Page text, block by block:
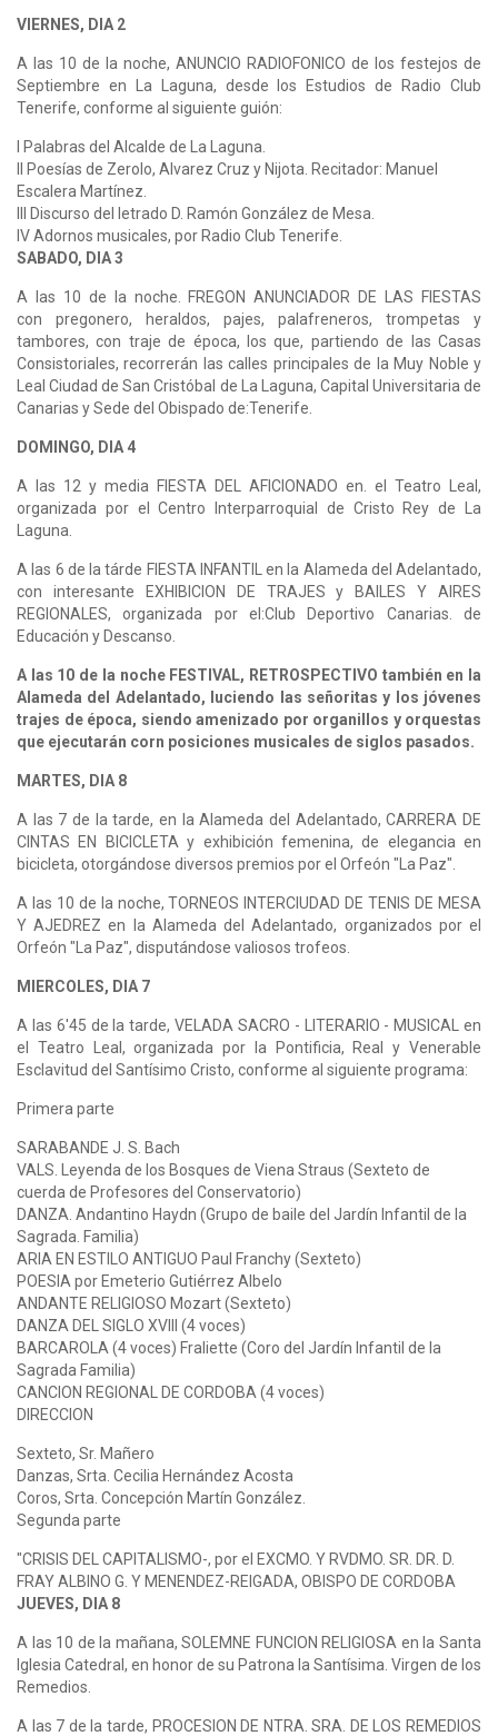
VIERNES, DIA 2
A las 10 de la noche, ANUNCIO RADIOFONICO de los festejos de
Septiembre en La Laguna, desde los Estudios de Radio Club
Tenerife, conforme al siguiente guión:
I Palabras del Alcalde de La Laguna.
II Poesías de Zerolo, Alvarez Cruz y Nijota. Recitador: Manuel
Escalera Martínez.
III Discurso del letrado D. Ramón González de Mesa.
IV Adornos musicales, por Radio Club Tenerife.
SABADO, DIA 3
A las 10 de la noche. FREGON ANUNCIADOR DE LAS FIESTAS
con pregonero, heraldos, pajes, palafreneros, trompetas y
tambores, con traje de época, los que, partiendo de las Casas
Consistoriales, recorrerán las calles principales de la Muy Noble y
Leal Ciudad de San Cristóbal de La Laguna, Capital Universitaria de
Canarias y Sede del Obispado de:Tenerife.
DOMINGO, DIA 4
A las 12 y media FIESTA DEL AFICIONADO en. el Teatro Leal,
organizada por el Centro Interparroquial de Cristo Rey de La
Laguna.
A las 6 de la tárde FIESTA INFANTIL en la Alameda del Adelantado,
con interesante EXHIBICION DE TRAJES y BAILES Y AIRES
REGIONALES, organizada por el:Club Deportivo Canarias. de
Educación y Descanso.
A las 10 de la noche FESTIVAL, RETROSPECTIVO también en la
Alameda del Adelantado, luciendo las señoritas y los jóvenes
trajes de época, siendo amenizado por organillos y orquestas
que ejecutarán corn posiciones musicales de siglos pasados.
MARTES, DIA 8
A las 7 de la tarde, en la Alameda del Adelantado, CARRERA DE
CINTAS EN BICICLETA y exhibición femenina, de elegancia en
bicicleta, otorgándose diversos premios por el Orfeón "La Paz".
A las 10 de la noche, TORNEOS INTERCIUDAD DE TENIS DE MESA
Y AJEDREZ en la Alameda del Adelantado, organizados por el
Orfeón "La Paz", disputándose valiosos trofeos.
MIERCOLES, DIA 7
A las 6'45 de la tarde, VELADA SACRO - LITERARIO - MUSICAL en
el Teatro Leal, organizada por la Pontificia, Real y Venerable
Esclavitud del Santísimo Cristo, conforme al siguiente programa:
Primera parte
SARABANDE J. S. Bach
VALS. Leyenda de los Bosques de Viena Straus (Sexteto de
cuerda de Profesores del Conservatorio)
DANZA. Andantino Haydn (Grupo de baile del Jardín Infantil de la
Sagrada. Familia)
ARIA EN ESTILO ANTIGUO Paul Franchy (Sexteto)
POESIA por Emeterio Gutiérrez Albelo
ANDANTE RELIGIOSO Mozart (Sexteto)
DANZA DEL SIGLO XVIII (4 voces)
BARCAROLA (4 voces) Fraliette (Coro del Jardín Infantil de la
Sagrada Familia)
CANCION REGIONAL DE CORDOBA (4 voces)
DIRECCION
Sexteto, Sr. Mañero
Danzas, Srta. Cecilia Hernández Acosta
Coros, Srta. Concepción Martín González.
Segunda parte
"CRISIS DEL CAPITALISMO-, por el EXCMO. Y RVDMO. SR. DR. D.
FRAY ALBINO G. Y MENENDEZ-REIGADA, OBISPO DE CORDOBA
JUEVES, DIA 8
A las 10 de la mañana, SOLEMNE FUNCION RELIGIOSA en la Santa
Iglesia Catedral, en honor de su Patrona la Santísima. Virgen de los
Remedios.
A las 7 de la tarde, PROCESION DE NTRA. SRA. DE LOS REMEDIOS